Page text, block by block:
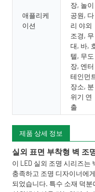
애플리케
이션
장, 놀이
공원, 다
리 야외
조경, 무
대, 바,
텔, 무도
장, 엔터
테인먼
장소, 분
위기 연
출
제품 상세 정보
실외 표면 부착형 벽 조
이 LED 실외 조명 시리즈는
충족하고 조명 디자이너에
되었습니다. 특수 소재 덕